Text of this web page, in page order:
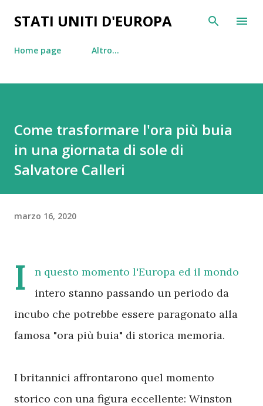
Passa ai contenuti principali
STATI UNITI D'EUROPA
Home page Altro…
Come trasformare l'ora più buia
in una giornata di sole di
Salvatore Calleri
marzo 16, 2020
I
n questo momento l'Europa ed il mondo
intero stanno passando un periodo da
incubo che potrebbe essere paragonato alla
famosa "ora più buia" di storica memoria.
I britannici affrontarono quel momento
storico con una figura eccellente: Winston